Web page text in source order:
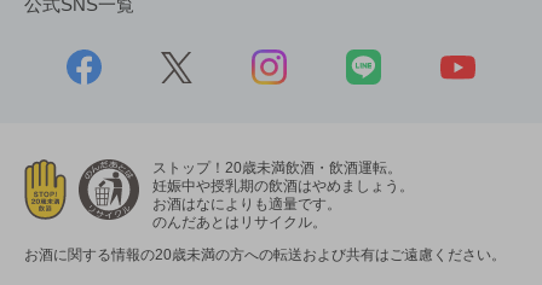
公式SNS一覧
ストップ！20歳未満飲酒・飲酒運転。
妊娠中や授乳期の飲酒はやめましょう。
お酒はなによりも適量です。
のんだあとはリサイクル。
お酒に関する情報の20歳未満の方への転送および共有はご遠慮ください。